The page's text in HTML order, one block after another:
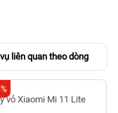
liên quan theo dòng